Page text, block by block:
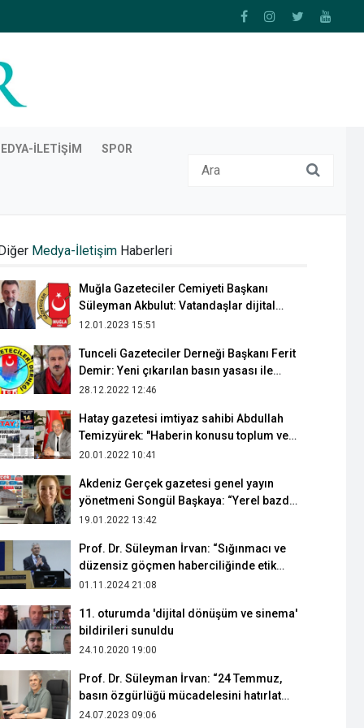
İLETIŞIM SPOR
Medya-İletişimHaberleri
sayfasının en az 3 sayfası özel
08.01.2022 17:10
Muğla Gazeteciler Cemiyeti Başkanı
Süleyman Akbulut: Vatandaşlar dijital
platformlardan haber almayı tercih
12.01.2023 15:51
Tunceli Gazeteciler Derneği Başkanı Ferit
Demir: Yeni çıkarılan basın yasası ile
gazetecilik artık daha zor
28.12.2022 12:46
Hatay gazetesi imtiyaz sahibi Abdullah
Temizyürek: "Haberin konusu toplum ve
kamu yararına uygun olmalıdır"
20.01.2022 10:41
Akdeniz Gerçek gazetesi genel yayın
yönetmeni Songül Başkaya: “Yerel bazda
halkı ilgilendiren her konuyu irdeliyoruz”
19.01.2022 13:42
Prof. Dr. Süleyman İrvan: “Sığınmacı ve
düzensiz göçmen haberciliğinde etik
ilkelere ihtiyaç var"
01.11.2024 21:08
11. oturumda 'dijital dönüşüm ve sinema'
bildirileri sunuldu
24.10.2020 19:00
Prof. Dr. Süleyman İrvan: “24 Temmuz,
basın özgürlüğü mücadelesini hatırlatma
günüdür”
24.07.2023 09:06